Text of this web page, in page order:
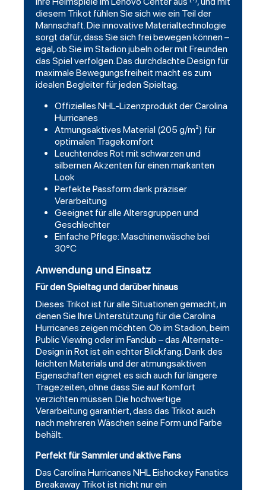
diesem Trikot fühlen Sie sich wie ein Teil der
Mannschaft. Die innovative Materialtechnologie
sorgt dafür, dass Sie sich frei bewegen können –
egal, ob Sie im Stadion jubeln oder mit Freunden
das Spiel verfolgen. Das durchdachte Design für
maximale Bewegungsfreiheit macht es zum
idealen Begleiter für jeden Spieltag.
Offizielles NHL-Lizenzprodukt der Carolina
Hurricanes
Atmungsaktives Material (205 g/m²) für
optimalen Tragekomfort
Leuchtendes Rot mit schwarzen und
silbernen Akzenten für einen markanten
Look
Perfekte Passform dank präziser
Verarbeitung
Geeignet für alle Altersgruppen und
Geschlechter
Einfache Pflege: Maschinenwäsche bei
30°C
Anwendung und Einsatz
Für den Spieltag und darüber hinaus
Dieses Trikot ist für alle Situationen gemacht, in
denen Sie Ihre Unterstützung für die Carolina
Hurricanes zeigen möchten. Ob im Stadion, beim
Public Viewing oder im Fanclub – das Alternate-
Design in Rot ist ein echter Blickfang. Dank des
leichten Materials und der atmungsaktiven
Eigenschaften eignet es sich auch für längere
Tragezeiten, ohne dass Sie auf Komfort
verzichten müssen. Die hochwertige
Verarbeitung garantiert, dass das Trikot auch
nach mehreren Wäschen seine Form und Farbe
behält.
Perfekt für Sammler und aktive Fans
Das Carolina Hurricanes NHL Eishockey Fanatics
Breakaway Trikot ist nicht nur ein